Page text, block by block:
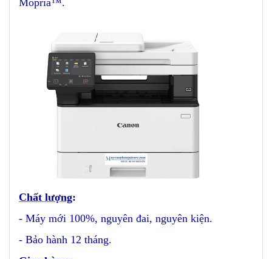
Chất lượng:
- Máy mới 100%, nguyên đai, nguyên kiện.
- Bảo hành 12 tháng.